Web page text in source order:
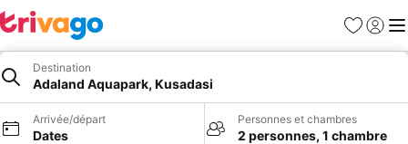
Favoris
Se
Destination
Adaland Aquapark, Kusadasi
Arrivée/départ
Dates
Personnes et chambres
2 personnes, 1 chambre